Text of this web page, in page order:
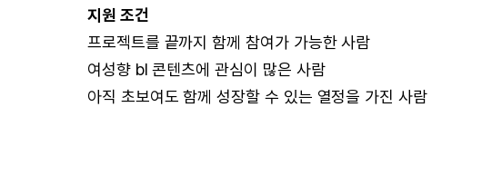
지원 조건
프로젝트를 끝까지 함께 참여가 가능한 사람
여성향 bl 콘텐츠에 관심이 많은 사람
아직 초보여도 함께 성장할 수 있는 열정을 가진 사람